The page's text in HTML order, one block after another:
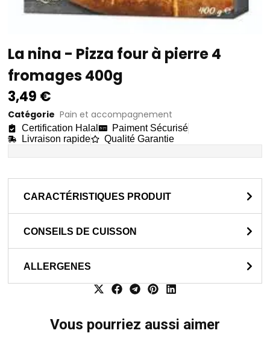
La nina - Pizza four à pierre 4
fromages 400g
3,49 €
Catégorie Pain et accompagnement
Certification Halal
Paiment Sécurisé
Livraison rapide
Qualité Garantie
CARACTÉRISTIQUES PRODUIT
CONSEILS DE CUISSON
ALLERGENES
Vous pourriez aussi aimer